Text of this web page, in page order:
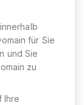
für Sie
und Sie
zu
Ihre